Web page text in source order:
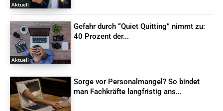
Aktuell
Aktuell
Gefahr durch “Quiet Quitting” nimmt zu:
40 Prozent der...
Sorge vor Personalmangel? So bindet
man Fachkräfte langfristig ans...